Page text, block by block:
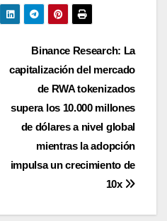
Binance Research: La
capitalización del mercado
de RWA tokenizados
supera los 10.000 millones
de dólares a nivel global
mientras la adopción
impulsa un crecimiento de
10x